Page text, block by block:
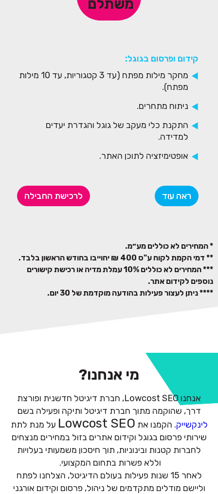
משתלם
קידום ופרסום בגוגל:
מחקר מילות מפתח (עד 3 קטגוריות, עד 10 מילות
מפתח).
ניתוח מתחרים.
התקנת כלי מעקב של גוגל והגדרת יעדים
למדידה.
אופטימיזציה לתוכן האתר.
הניהול).
בניית קישורים פנימיים.
שיפור הנעה לפעולה + חווית המשתמש.
בניית מערך קישורים נכנסים לאתר – קישור אחד
מדי חודש כלול במחיר. מומלץ מאוד לרכוש
קישורים נוספים בתוספת תשלום.
ניתוח מתחרים.
הקמת קמפיינים במערכת הפרסום של גוגל.
התמקדות בביטויים מניבים עם דגש על עלות
לקליק וניתוב תקציב באופן מושכל.
אפשרות לפרסום ברשת המדיה, שיווק מחדש
(Remarketing) (תלוי תקציב).
ביצוע אופטימיזציה רציפה של קמפיין.
יצירת וכתיבת מודעות.
ראה עוד לרכישת החבילה
* המחירים לא כוללים מע״מ.
** דמי הקמת לקוח ע"ס 400 ₪ יחוייבו בחודש הראשון בלבד.
*** המחירים לא כוללים 10% עמלת מדיה או רכישת קישורים
נוספים לקידום אתר.
**** ניתן לעצור פעילות בהודעה מוקדמת של 30 יום.
מי אנחנו?
אנחנו Lowcost SEO, חברת דיגיטל חדשנית ופורצת
דרך, שהוקמה מתוך חברת דיגיטל ותיקה ופעילה בשם
לינקשייק. הקמנו את Lowcost SEO על מנת לתת
שירותי פרסום בגוגל וקידום אתרים בזול במחירים מנצחים
לחברות קטנות ובינוניות, תוך חיסכון משמעותי בעלויות
וללא פשרות בתחום המקצועי.
לאחר 15 שנות פעילות בעולם הדיגיטל, הצלחנו לפתח
וליישם מודלים מתקדמים של ניהול, פרסום וקידום אורגני